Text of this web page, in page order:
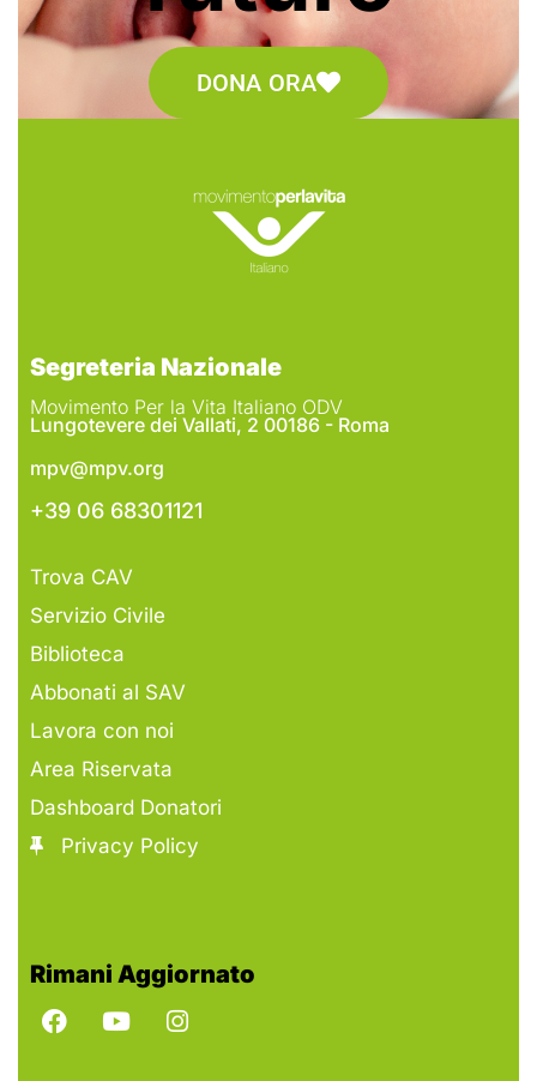
DONA ORA
Segreteria Nazionale
Movimento Per la Vita Italiano ODV
Lungotevere dei Vallati, 2 00186 - Roma
mpv@mpv.org
+39 06 68301121
Trova CAV
Servizio Civile
Biblioteca
Abbonati al SAV
Lavora con noi
Area Riservata
Dashboard Donatori
Privacy Policy
Rimani Aggiornato